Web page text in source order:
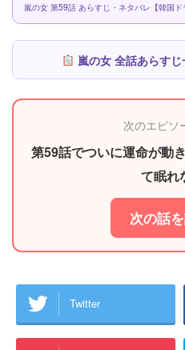
嵐の女 第59話 あらすじ・ネタバレ【韓国ド
嵐の女 全話あらす
次のエピ
第59話でついに運命が
て眠れ
次の話
Twitter